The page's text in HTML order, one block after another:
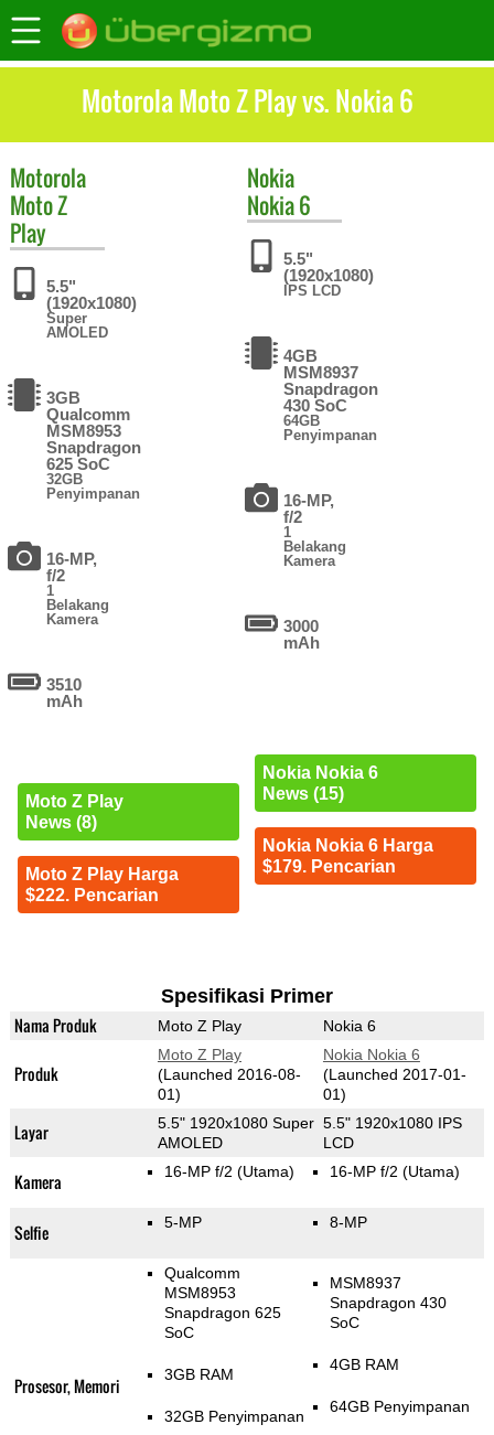
Motorola Moto Z Play vs. Nokia 6
Motorola
Moto Z
Play
5.5"
(1920x1080)
Super
AMOLED
3GB
Qualcomm
MSM8953
Snapdragon
625 SoC
32GB
Penyimpanan
16-MP,
f/2
1
Belakang
Kamera
3510
mAh
Moto Z Play
News (8)
Moto Z Play Harga
$222. Pencarian
Nokia
Nokia 6
5.5"
(1920x1080)
IPS LCD
4GB
MSM8937
Snapdragon
430 SoC
64GB
Penyimpanan
16-MP,
f/2
1
Belakang
Kamera
3000
mAh
Nokia Nokia 6
News (15)
Nokia Nokia 6 Harga
$179. Pencarian
Spesifikasi Primer
Nama Produk Moto Z Play Nokia 6
Produk
Moto Z Play
(Launched 2016-08-
01)
Nokia Nokia 6
(Launched 2017-01-
01)
Layar
5.5" 1920x1080 Super
AMOLED
5.5" 1920x1080 IPS
LCD
Kamera 16-MP f/2 (Utama) 16-MP f/2 (Utama)
Selfie 5-MP 8-MP
Prosesor, Memori
Qualcomm
MSM8953
Snapdragon 625
SoC
3GB RAM
32GB Penyimpanan
MSM8937
Snapdragon 430
SoC
4GB RAM
64GB Penyimpanan